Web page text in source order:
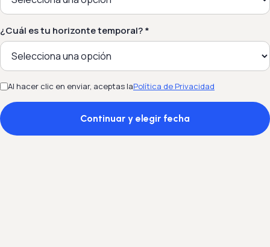
¿Cuál es tu horizonte temporal? *
Al hacer clic en enviar, aceptas laPolítica de Privacidad
Continuar y elegir fecha